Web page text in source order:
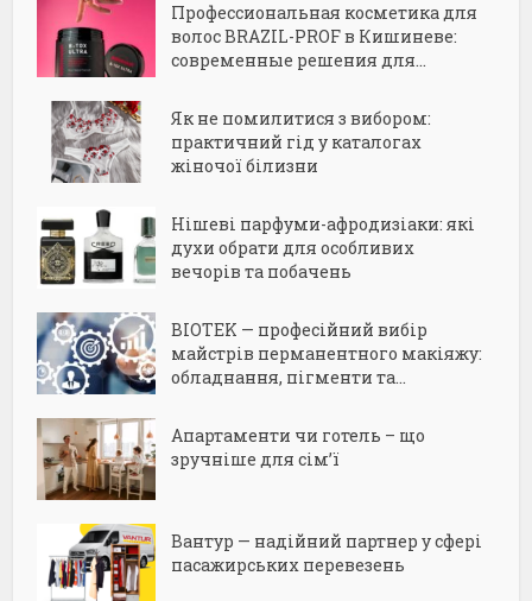
Профессиональная косметика для
волос BRAZIL-PROF в Кишиневе:
современные решения для...
Як не помилитися з вибором:
практичний гід у каталогах
жіночої білизни
Нішеві парфуми-афродизіаки: які
духи обрати для особливих
вечорів та побачень
BIOTEK — професійний вибір
майстрів перманентного макіяжу:
обладнання, пігменти та...
Апартаменти чи готель – що
зручніше для сім’ї
Вантур — надійний партнер у сфері
пасажирських перевезень